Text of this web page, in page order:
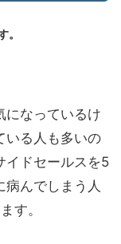
。
になっているけ
いる人も多いの
イドセールスを5
んでしまう人
す。